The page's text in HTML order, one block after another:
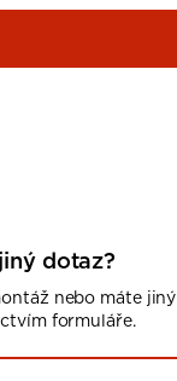
dotaz?
nebo máte jiný
formuláře.